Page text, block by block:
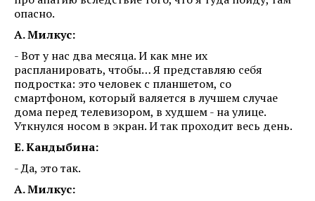
опасно.
А. Милкус:
- Вот у нас два месяца. И как мне их
распланировать, чтобы… Я представляю себя
подростка: это человек с планшетом, со
смартфоном, который валяется в лучшем случае
дома перед телевизором, в худшем - на улице.
Уткнулся носом в экран. И так проходит весь день.
Е. Кандыбина:
- Да, это так.
А. Милкус: